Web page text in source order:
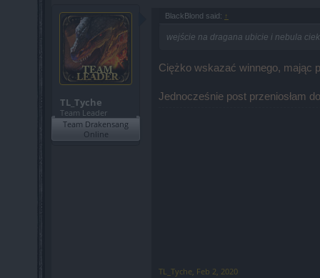
TL_Tyche
Team Leader
Team Drakensang
Online
BlackBlond said: ↑
wejście na dragana ubicie i nebula
Ciężko wskazać winnego, mając
Jednocześnie post przeniosłam
TL_Tyche, Feb 2, 2020